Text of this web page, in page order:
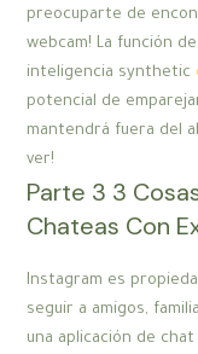
preocuparte de
webcam! La función
inteligencia synthetic
potencial de
mantendrá fuera del
ver!
Parte 3 3
Chateas Con
Instagram es
seguir a amigos,
una aplicación de